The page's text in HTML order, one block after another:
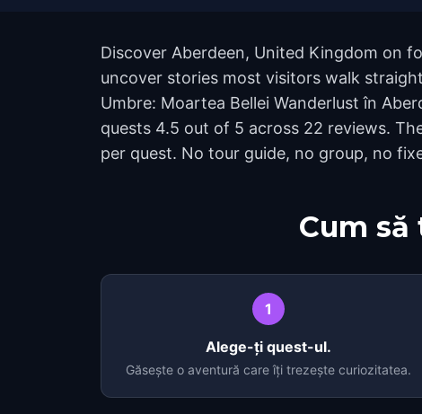
Discover Aberdeen, United Kingdom on
uncover stories most visitors walk
Umbre: Moartea Bellei Wanderlust în
quests 4.5 out of 5 across 22 reviews.
per quest. No tour guide, no group, no
Cum
1
Alege-ți quest-ul.
Găsește o aventură care îți trezește curiozitatea.